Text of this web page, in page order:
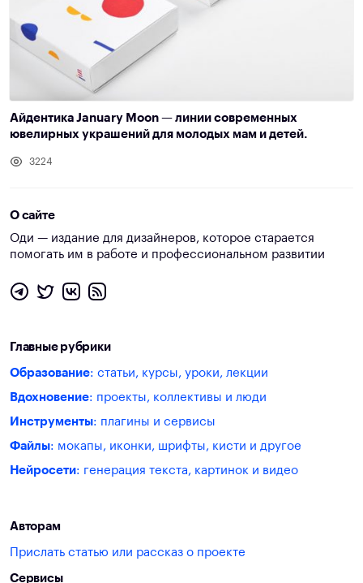
Айдентика January Moon — линии современных
ювелирных украшений для молодых мам и детей.
3224
О сайте
Оди — издание для дизайнеров, которое старается
помогать им в работе и профессиональном развитии
Главные рубрики
Образование: статьи, курсы, уроки, лекции
Вдохновение: проекты, коллективы и люди
Инструменты: плагины и сервисы
Файлы: мокапы, иконки, шрифты, кисти и другое
Нейросети: генерация текста, картинок и видео
Авторам
Прислать статью или рассказ о проекте
Сервисы